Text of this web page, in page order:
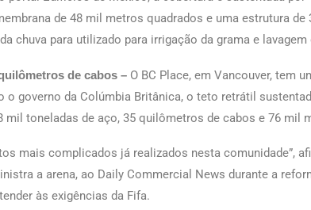
de 48 mil metros quadrados e uma estrutura
chuva para utilizado para irrigação da grama e
de cabos – O BC Place, em Vancouver, tem
o governo da Colúmbia Britânica, o teto retrátil
mil toneladas de aço, 35 quilômetros de cabos e 76 mil
mais complicados já realizados nesta comunidade”,
a arena, ao Daily Commercial News durante a
às exigências da Fifa.